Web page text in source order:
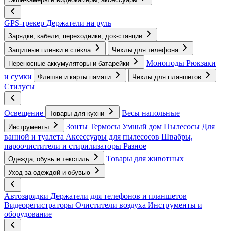
GPS-трекер Держатели на руль
Зарядки, кабели, переходники, док-станции
Защитные пленки и стёкла
Чехлы для телефона
Переносные аккумуляторы и батарейки
Моноподы Рюкзаки
и сумки
Флешки и карты памяти Чехлы для планшетов
Стилусы
Освещение Товары для кухни Весы напольные
Инструменты Зонты Термосы Умный дом Пылесосы Для
ванной и туалета Аксессуары для пылесосов Швабры,
пароочистители и стирилизаторы Разное
Одежда, обувь и текстиль Товары для животных
Уход за одеждой и обувью
Автозарядки Держатели для телефонов и планшетов
Видеорегистраторы Очистители воздуха Инструменты и
оборудование